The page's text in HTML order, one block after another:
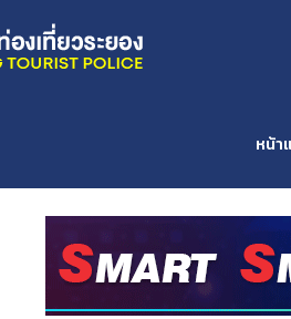
หน้า